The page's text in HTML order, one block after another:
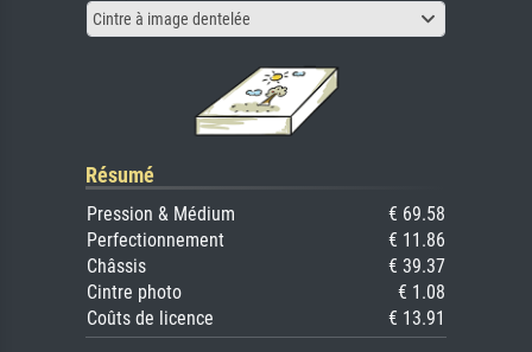
Cintre à image dentelée
Résumé
Pression & Médium
€ 69.58
Perfectionnement
€ 11.86
Châssis
€ 39.37
Cintre photo
€ 1.08
Coûts de licence
€ 13.91